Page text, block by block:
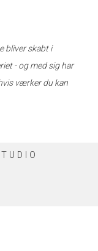
bliver skabt i
- og med sig har
værker du kan